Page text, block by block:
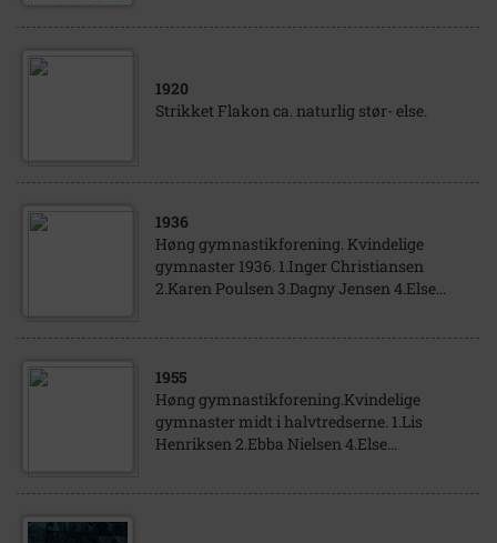
1920
Strikket Flakon ca. naturlig stør- else.
1936
Høng gymnastikforening. Kvindelige
gymnaster 1936. 1.Inger Christiansen
2.Karen Poulsen 3.Dagny Jensen 4.Else...
1955
Høng gymnastikforening.Kvindelige
gymnaster midt i halvtredserne. 1.Lis
Henriksen 2.Ebba Nielsen 4.Else...